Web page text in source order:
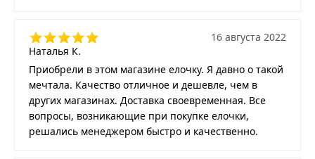
Наталья К.
16 августа 2022
Приобрели в этом магазине елочку. Я давно о такой
мечтала. Качество отличное и дешевле, чем в
других магазинах. Доставка своевременная. Все
вопросы, возникающие при покупке елочки,
решались менеджером быстро и качественно.